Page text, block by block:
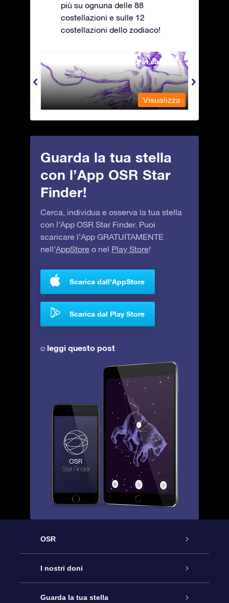
più su ognuna delle 88
costellazioni e sulle 12
costellazioni dello zodiaco!
Andromeda - La fanciulla in catene
Visualizza
Guarda la tua stella
con l’App OSR Star
Finder!
Cerca, individua e osserva la tua stella
con l’App OSR Star Finder. Puoi
scaricare l’App GRATUITAMENTE
nell’AppStore o nel Play Store!
Scarica dall'AppStore
Scarica dal Play Store
o leggi questo post
OSR
Assistenza
Contattaci
I nostri doni
Online Star Gift
Guarda la tua stella